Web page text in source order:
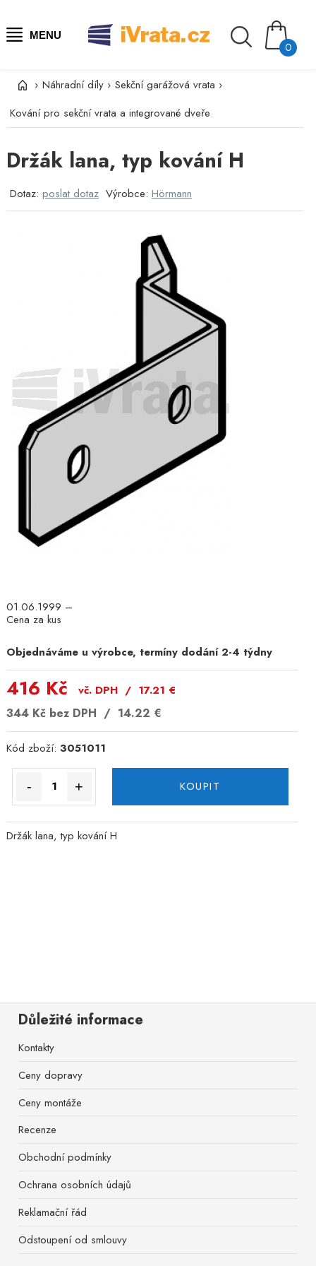
MENU
0
› Náhradní díly › Sekční garážová vrata ›
Kování pro sekční vrata a integrované dveře
Držák lana, typ kování H
Dotaz: poslat dotaz Výrobce: Hörmann
01.06.1999 –
Cena za kus
Objednáváme u výrobce, termíny dodání 2-4 týdny
416 Kč vč. DPH / 17.21 €
344 Kč bez DPH / 14.22 €
Kód zboží: 3051011
- + KOUPIT
Držák lana, typ kování H
Důležité informace
Kontakty
Ceny dopravy
Ceny montáže
Recenze
Obchodní podmínky
Ochrana osobních údajů
Reklamační řád
Odstoupení od smlouvy